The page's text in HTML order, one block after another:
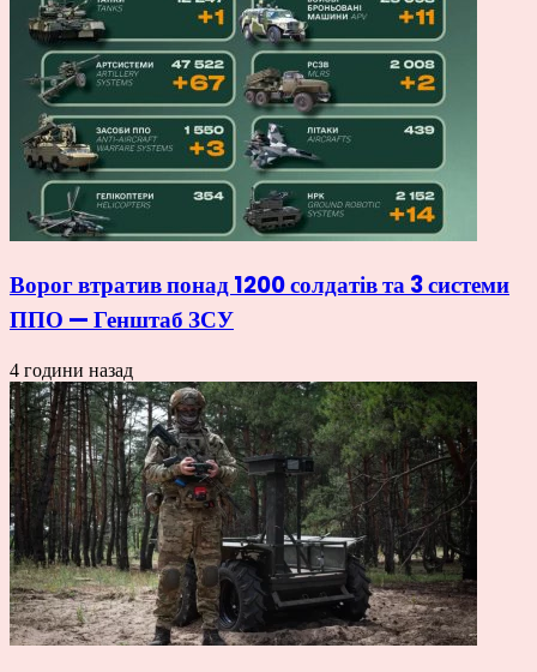
Ворог втратив понад 1200 солдатів та 3 системи
ППО — Генштаб ЗСУ
4 години назад